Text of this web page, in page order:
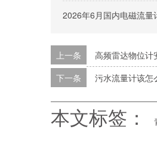
2026年6月国内电磁流
上一条
高频雷达物位计
下一条
污水流量计该怎
本文标签：